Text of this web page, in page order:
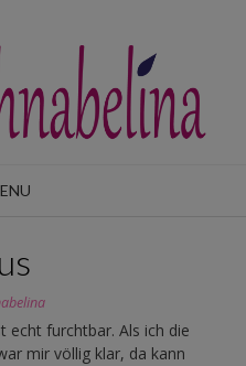
echt furchtbar. Als ich die
mir völlig klar, da kann